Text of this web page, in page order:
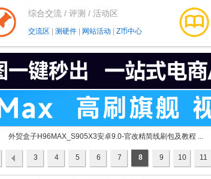
综合交流 / 评测 / 活动区
交流区 测硬件 网站活动 Z币中心
外贸盒子H96MAX_S905X3安卓9.0-官改精简线刷包及教程 ...
3 4 5 6 7 8 9 10 11